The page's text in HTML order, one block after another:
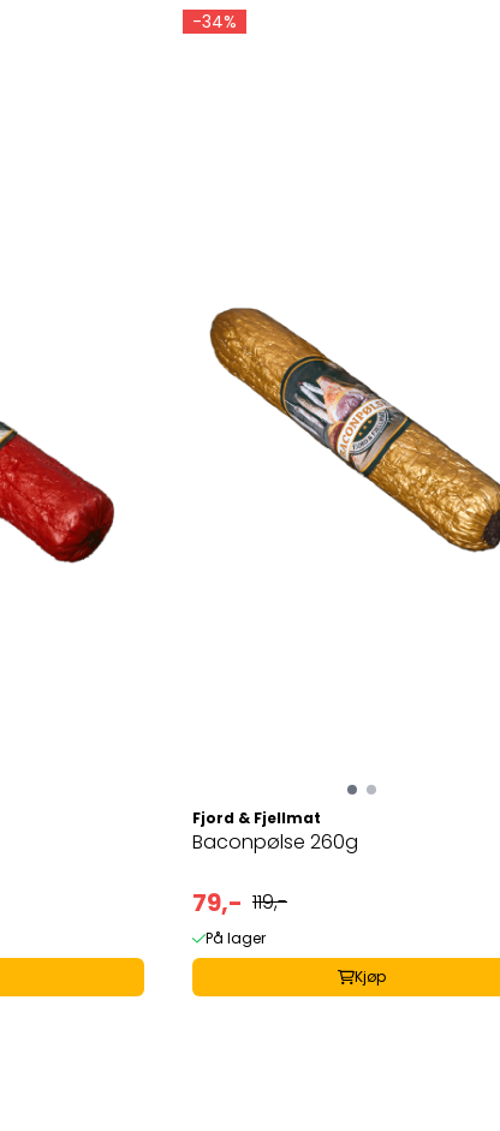
-34%
Fjord & Fjellmat
Baconpølse 260g
79,- 119,-
På lager
Kjøp